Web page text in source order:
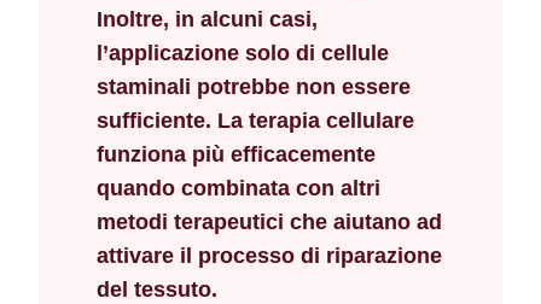
Inoltre, in alcuni casi,
l’applicazione solo di cellule
staminali potrebbe non essere
sufficiente. La terapia cellulare
funziona più efficacemente
quando combinata con altri
metodi terapeutici che aiutano ad
attivare il processo di riparazione
del tessuto.